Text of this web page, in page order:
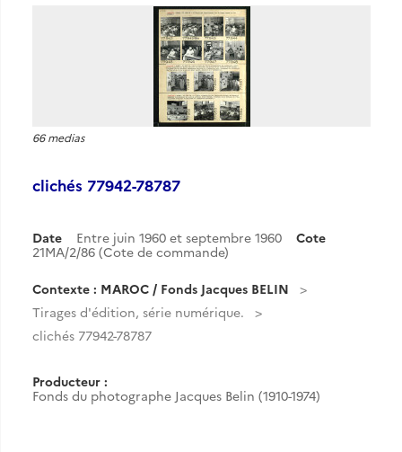
66 medias
clichés 77942-78787
Date Entre juin 1960 et septembre 1960
Cote
21MA/2/86 (Cote de commande)
Contexte : MAROC / Fonds Jacques BELIN
Tirages d'édition, série numérique.
clichés 77942-78787
Producteur :
Fonds du photographe Jacques Belin (1910-1974)